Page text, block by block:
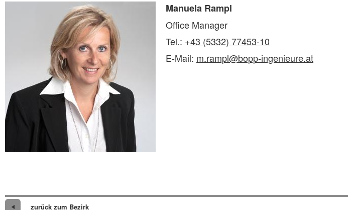
Manuela Rampl
Office Manager
Tel.: +43 (5332) 77453-10
E-Mail: m.rampl@bopp-ingenieure.at
zurück zum Bezirk